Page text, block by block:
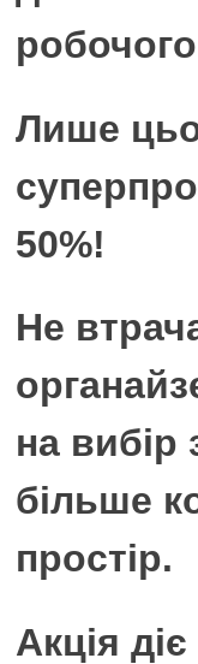
Лише
50%!
Не
на вибір
більше
простір.
Акція